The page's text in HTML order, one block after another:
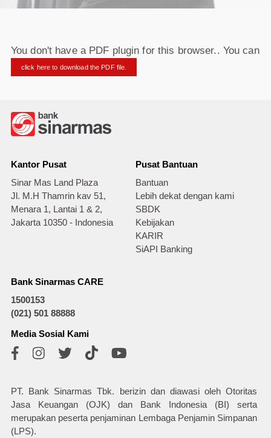
You don't have a PDF plugin for this browser.. You can
click here to download the PDF file.
Kantor Pusat
Sinar Mas Land Plaza
Jl. M.H Thamrin kav 51,
Menara 1, Lantai 1 & 2,
Jakarta 10350 - Indonesia
Pusat Bantuan
Bantuan
Lebih dekat dengan kami
SBDK
Kebijakan
KARIR
SiAPI Banking
Bank Sinarmas CARE
1500153
(021) 501 88888
Media Sosial Kami
PT. Bank Sinarmas Tbk. berizin dan diawasi oleh Otoritas
Jasa Keuangan (OJK) dan Bank Indonesia (BI) serta
merupakan peserta penjaminan Lembaga Penjamin Simpanan
(LPS).